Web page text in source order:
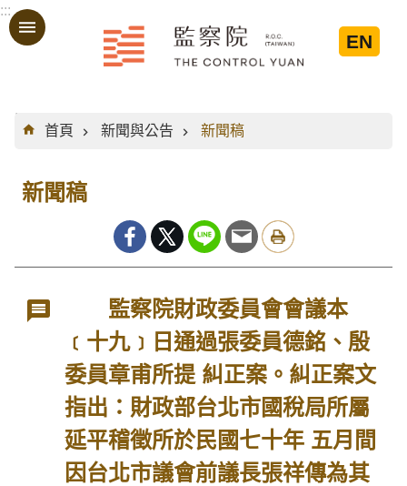
跳到主要內容區塊
:::
EN
:::
首頁
新聞與公告 新聞稿
新聞稿
監察院財政委員會會議本
﹝十九﹞日通過張委員德銘、殷
委員章甫所提 糾正案。糾正案文
指出：財政部台北市國稅局所屬
延平稽徵所於民國七十年 五月間
因台北市議會前議長張祥傳為其